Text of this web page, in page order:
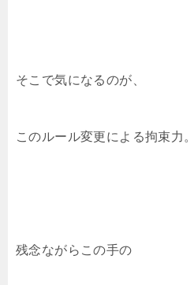
そこで気になるのが、
このルール変更による拘束力。
残念ながらこの手の